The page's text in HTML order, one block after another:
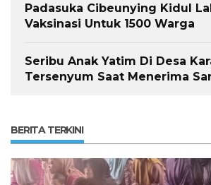
Padasuka Cibeunying Kidul
Vaksinasi Untuk 1500 Warga
Seribu Anak Yatim Di Desa
Tersenyum Saat Menerima
BERITA TERKINI